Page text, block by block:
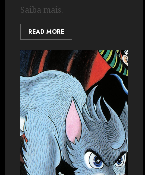
Saiba mais.
READ MORE